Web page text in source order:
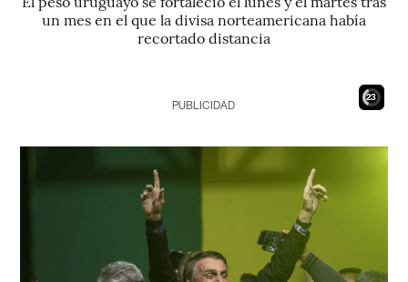
un mes en el que la divisa norteamericana había
recortado distancia
21
PUBLICIDAD